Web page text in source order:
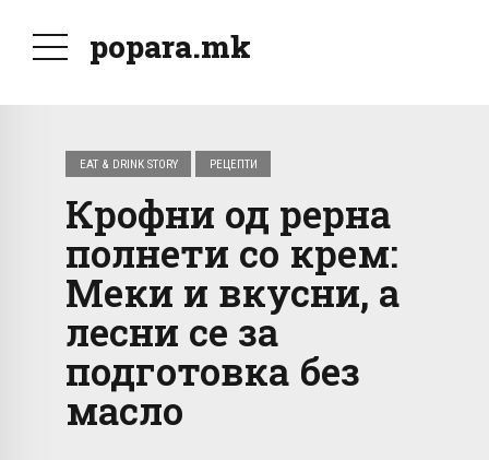
popara.mk
EAT & DRINK STORY РЕЦЕПТИ
Крофни од рерна
полнети со крем:
Меки и вкусни, а
лесни се за
подготовка без
масло